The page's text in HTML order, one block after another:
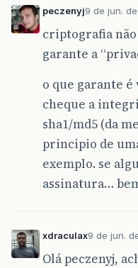
peczenyj9 de jun.
criptografia
garante a
o que garante
cheque a
sha1/md5 (da
principio de
exemplo. se
assinatura…
xdraculax9 de jun.
Olá peczenyj,